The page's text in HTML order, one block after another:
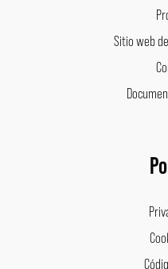
Sitio web